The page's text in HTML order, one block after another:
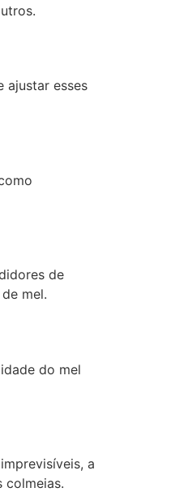
ajustar esses
de
mel.
do mel
a
colmeias.